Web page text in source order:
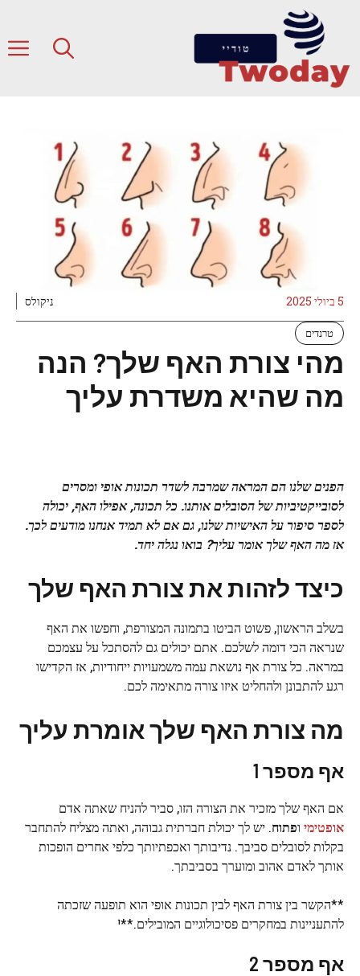
5 ביולי 2025 ניקולס
טרנדים
מהי צורת האף שלך? הנה
מה שהיא משדרת עליך
הפנים שלנו הם המראה שמרבה לשדר תכונות אופי ומסרים
לסובייקטיביות של הסובלים אותנו. כל תכונה, אפילו האף, יכולה
לספר סיפור על האישיות שלנו, גם אם לא תמיד אנחנו מודעים לכך.
אז מה האף שלך אומר עליך? בואו נגלה יחד.
כיצד לזהות את צורת האף שלך
בשלב הראשון, פשוט הביטו בתמונה המצורפת, וחפשו את האף
שנראה הכי דומה לשלכם. אתם יכולים גם להסתכל על עצמכם
במראה. כל צורת אף נושאת עמה משמעויות ייחודיות, אז הקדישו
רגע להתבונן ולהחליט איזו צורה מתאימה לכם.
מה צורת האף שלך אומרת עליך
אף מספר 1
אם האף שלך מזכיר את הצורה הזו, סביר להניח שאתה אדם
אופטימי ופתוח. יש לך יכולת חברתית גבוהה, ואתה מצליח להתחבר
בקלות לסובלים סביבך. נדיבותך ואכפתיותך כלפי אחרים הופכות
אותך לאדם אהוב ומוערך בסביבתך.
**הקשר בין צורת האף לבין תכונות אופי הוא תופעה שזכתה
להתעניינות במחקרים פסיכולוגיים המובילים.**¹
אף מספר 2